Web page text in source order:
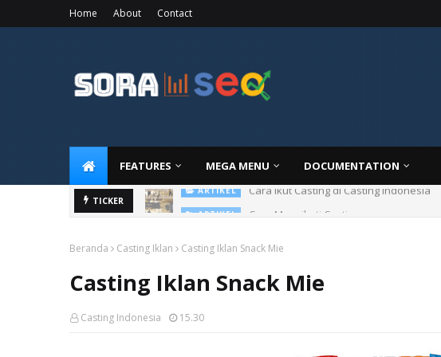
Home About Contact
FEATURES MEGA MENU DOCUMENTATION
TICKER ARTIKEL Cara Mengikuti Casting
Beranda Casting Iklan Casting Iklan Snack Mie
Casting Iklan Snack Mie
Casting Indonesia 15.30